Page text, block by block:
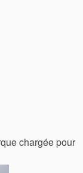
chargée pour